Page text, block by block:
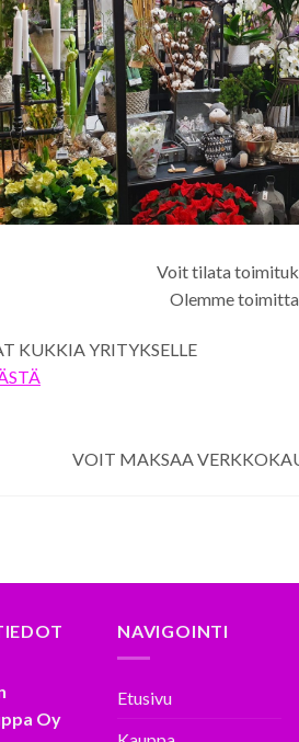
Voit tilata
Olemme
KUKKIA YRITYKSELLE
VOIT MAKSAA
Oy
NAVIGOINTI
Etusivu